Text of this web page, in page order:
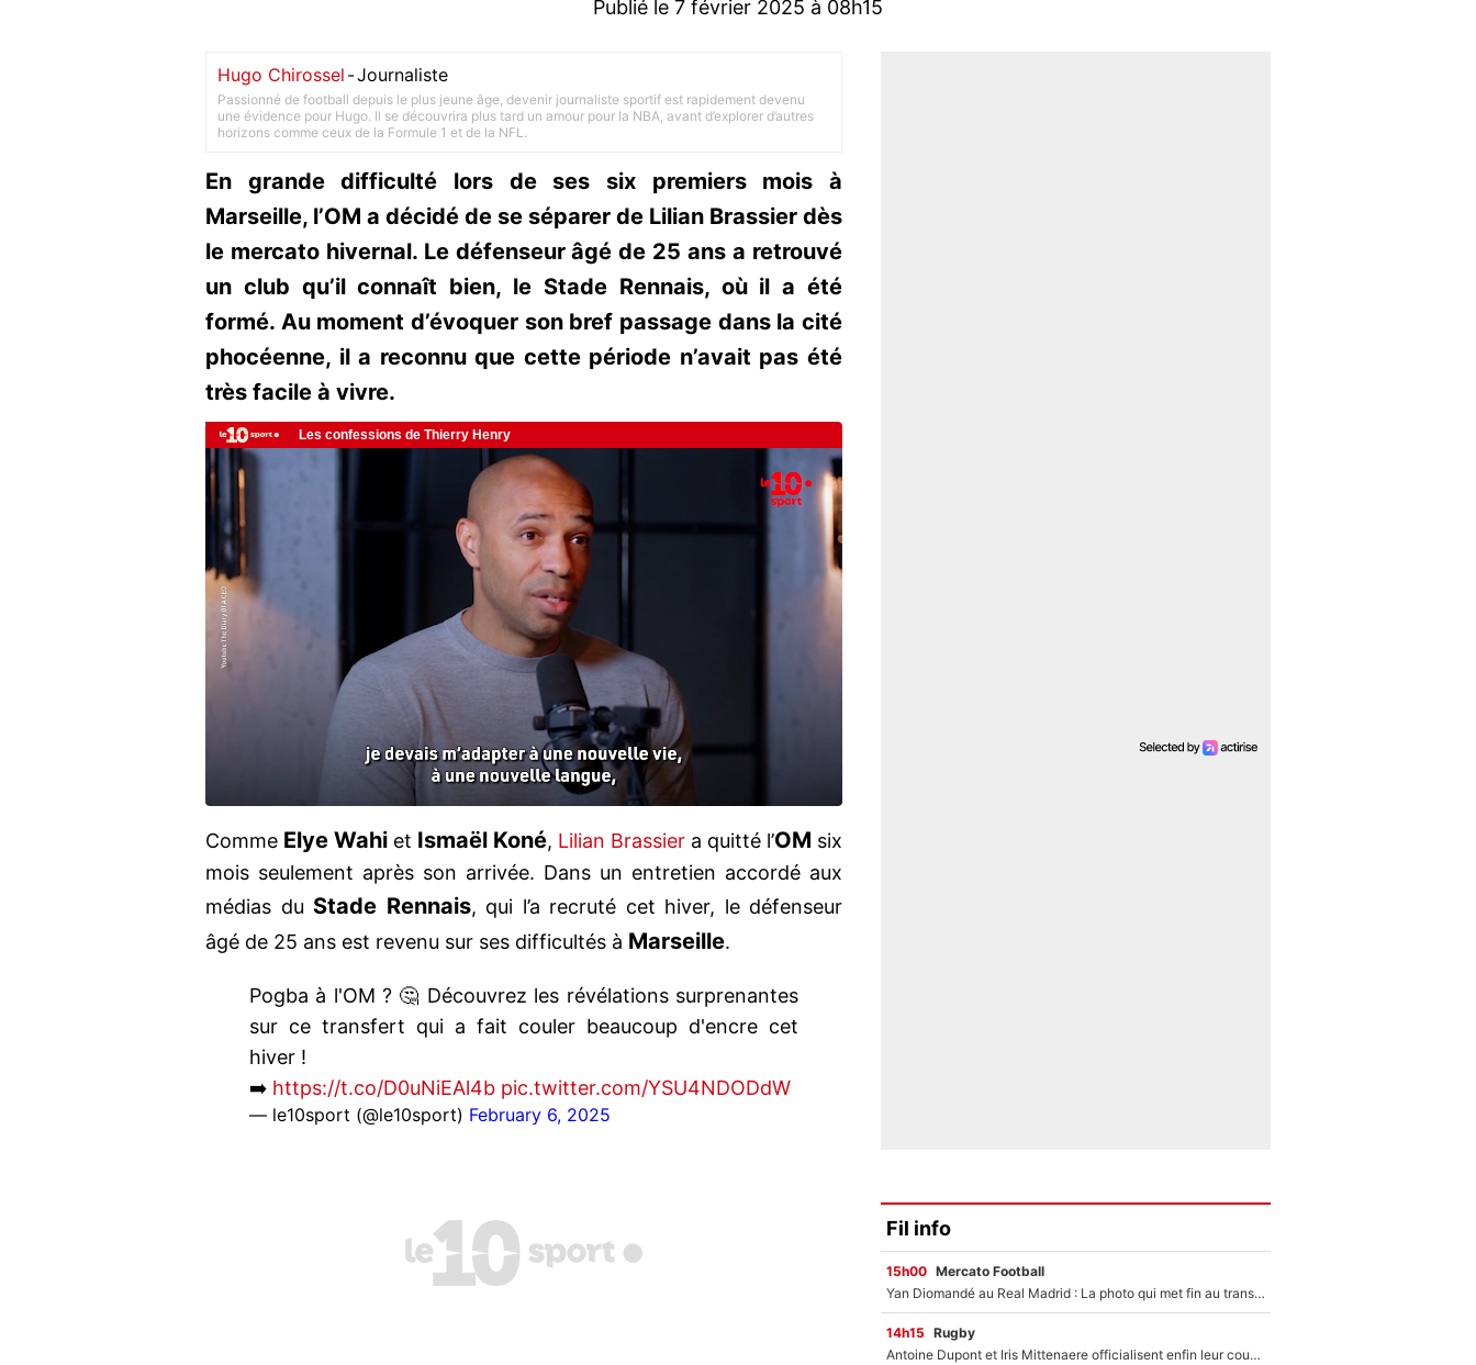
Publié le 7 février 2025 à 08h15
Hugo Chirossel -Journaliste
Passionné de football depuis le plus jeune âge, devenir journaliste sportif est rapidement devenu
une évidence pour Hugo. Il se découvrira plus tard un amour pour la NBA, avant d’explorer d’autres
horizons comme ceux de la Formule 1 et de la NFL.
En grande difficulté lors de ses six premiers mois à
Marseille, l’OM a décidé de se séparer de Lilian Brassier dès
le mercato hivernal. Le défenseur âgé de 25 ans a retrouvé
un club qu’il connaît bien, le Stade Rennais, où il a été
formé. Au moment d’évoquer son bref passage dans la cité
phocéenne, il a reconnu que cette période n’avait pas été
très facile à vivre.
Comme Elye Wahi et Ismaël Koné, Lilian Brassier a quitté l’OM six
mois seulement après son arrivée. Dans un entretien accordé aux
médias du Stade Rennais, qui l’a recruté cet hiver, le défenseur
âgé de 25 ans est revenu sur ses difficultés à Marseille.
Pogba à l'OM ? 🤔 Découvrez les révélations surprenantes
sur ce transfert qui a fait couler beaucoup d'encre cet
hiver !
➡️ https://t.co/D0uNiEAl4b pic.twitter.com/YSU4NDODdW
— le10sport (@le10sport) February 6, 2025
Fil info
15h00 Mercato Football
Yan Diomandé au Real Madrid : La photo qui met fin au transfert de l’été !
14h15 Rugby
Antoine Dupont et Iris Mittenaere officialisent enfin leur couple : La photo qui enflamme les réseaux sociaux